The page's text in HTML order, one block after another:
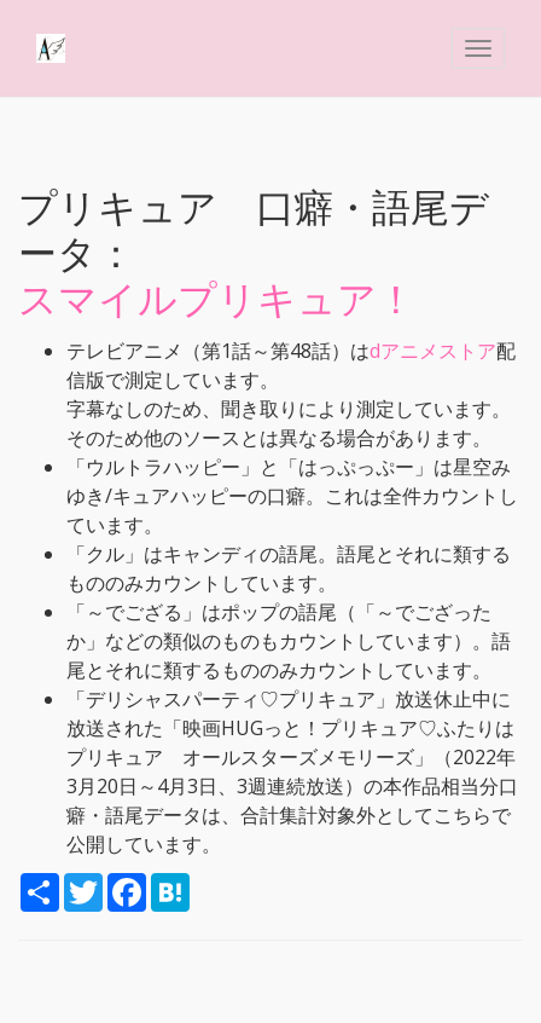
プリキュア 口癖・語尾デ
ータ：
スマイルプリキュア！
テレビアニメ（第1話～第48話）はdアニメストア配
信版で測定しています。
字幕なしのため、聞き取りにより測定しています。
そのため他のソースとは異なる場合があります。
「ウルトラハッピー」と「はっぷっぷー」は星空み
ゆき/キュアハッピーの口癖。これは全件カウントし
ています。
「クル」はキャンディの語尾。語尾とそれに類する
もののみカウントしています。
「～でござる」はポップの語尾（「～でござった
か」などの類似のものもカウントしています）。語
尾とそれに類するもののみカウントしています。
「デリシャスパーティ♡プリキュア」放送休止中に
放送された「映画HUGっと！プリキュア♡ふたりは
プリキュア オールスターズメモリーズ」（2022年
3月20日～4月3日、3週連続放送）の本作品相当分口
癖・語尾データは、合計集計対象外としてこちらで
公開しています。
S
h
T
w
F
a